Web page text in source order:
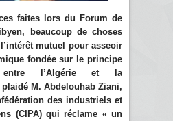
faites lors du Forum de
beaucoup de choses
mutuel pour asseoir
fondée sur le principe
entre l’Algérie et la
M. Abdelouhab Ziani,
des industriels et
(CIPA) qui réclame « un